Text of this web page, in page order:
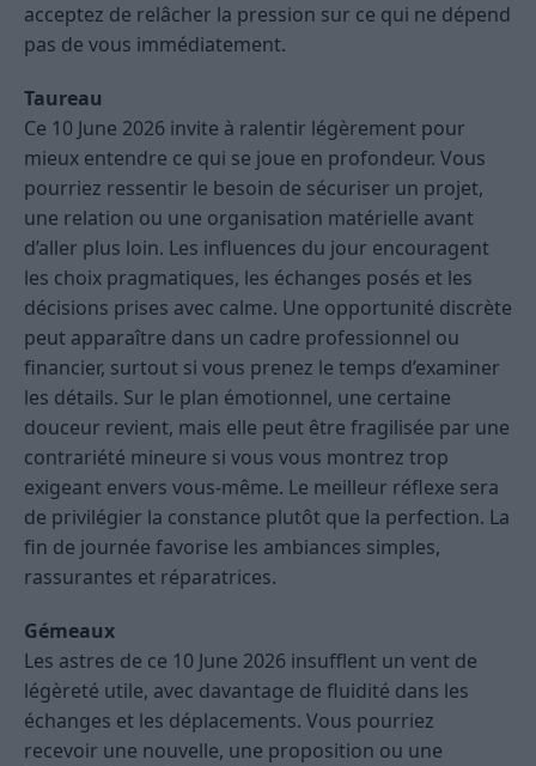
acceptez de relâcher la pression sur ce qui ne dépend
pas de vous immédiatement.
Taureau
Ce 10 June 2026 invite à ralentir légèrement pour
mieux entendre ce qui se joue en profondeur. Vous
pourriez ressentir le besoin de sécuriser un projet,
une relation ou une organisation matérielle avant
d’aller plus loin. Les influences du jour encouragent
les choix pragmatiques, les échanges posés et les
décisions prises avec calme. Une opportunité discrète
peut apparaître dans un cadre professionnel ou
financier, surtout si vous prenez le temps d’examiner
les détails. Sur le plan émotionnel, une certaine
douceur revient, mais elle peut être fragilisée par une
contrariété mineure si vous vous montrez trop
exigeant envers vous-même. Le meilleur réflexe sera
de privilégier la constance plutôt que la perfection. La
fin de journée favorise les ambiances simples,
rassurantes et réparatrices.
Gémeaux
Les astres de ce 10 June 2026 insufflent un vent de
légèreté utile, avec davantage de fluidité dans les
échanges et les déplacements. Vous pourriez
recevoir une nouvelle, une proposition ou une